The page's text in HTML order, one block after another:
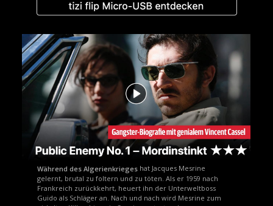
Während des Algerienkrieges hat Jacques Mesrine
gelernt, brutal zu foltern und zu töten. Als er 1959 nach
Frankreich zurückkehrt, heuert ihn der Unterweltboss
Guido als Schläger an. Nach und nach wird Mesrine zum